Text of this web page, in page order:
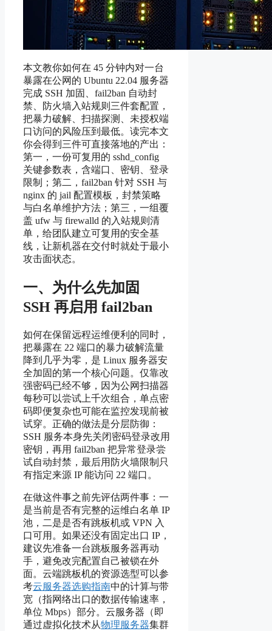
本文教你如何在 45 分钟内对一台
暴露在公网的 Ubuntu 22.04 服务器
完成 SSH 加固、fail2ban 自动封
禁、防火墙入站规则三件套配置，
把暴力破解、扫描探测、未授权端
口访问的风险压到最低。读完本文
你会得到三件可直接落地的产出：
第一，一份可复用的 sshd_config
关键参数表，含端口、密钥、登录
限制；第二，fail2ban 针对 SSH 与
nginx 的 jail 配置模板，封禁策略
与白名单维护方法；第三，一组覆
盖 ufw 与 firewalld 的入站规则清
单，给团队建立可复用的安全基
线，让新机器在交付时就处于最小
攻击面状态。
一、为什么先加固
SSH 再启用 fail2ban
如何在保留远程运维便利的同时，
把暴露在 22 端口的暴力破解流量
降到几乎为零，是 Linux 服务器安
全加固的第一个核心问题。仅靠改
强密码已经不够，因为公网扫描器
每秒可以尝试上千次组合，单点密
码即便复杂也可能在监控发现前被
试穿。正确的做法是分层防御：
SSH 服务本身先关闭密码登录改用
密钥，再用 fail2ban 把异常登录尝
试自动封禁，最后用防火墙限制只
有指定来源 IP 能访问 22 端口。
在做这件事之前先评估两件事：一
是当前是否有完整的运维白名单 IP
池，二是是否有跳板机或 VPN 入
口可用。如果还没有固定出口 IP，
建议先准备一台跳板服务器再动
手，避免改完配置自己被锁在外
面。云端跳板机的资源选型可以参
考云服务器选购指南中的计算与带
宽（指网络出口的数据传输速率，
单位 Mbps）部分。云服务器（即
通过虚拟化技术从物理服务器集群